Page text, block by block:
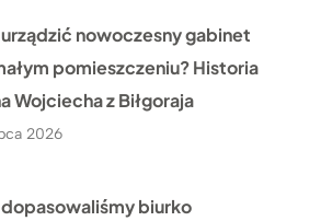
urządzić nowoczesny gabinet
pomieszczeniu? Historia
Wojciecha z Biłgoraja
2026
dopasowaliśmy biurko